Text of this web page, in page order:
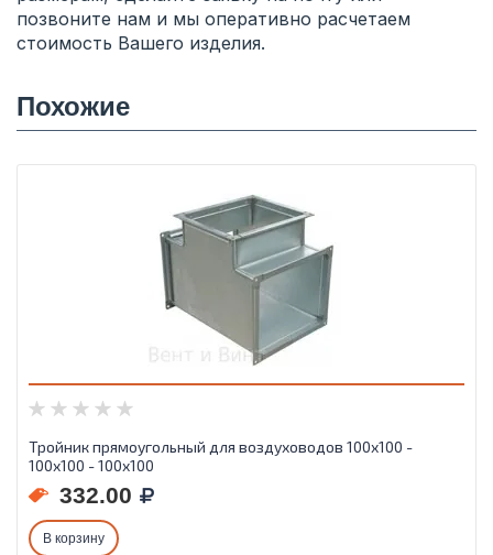
позвоните нам и мы оперативно расчетаем
стоимость Вашего изделия.
Похожие
Тройник прямоугольный для воздуховодов 100х100 -
100х100 - 100х100
332.00
В корзину